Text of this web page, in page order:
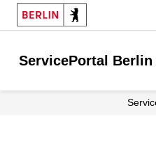
ServicePortal Berlin